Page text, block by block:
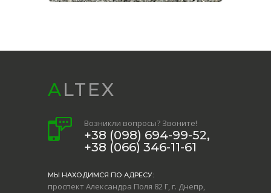
ALTEX
Возникли вопросы? Звоните!
+38 (098) 694-99-52,
+38 (066) 346-11-61
МЫ НАХОДИМСЯ ПО АДРЕСУ:
проспект Александра Поля 82 Г, г. Днепр,